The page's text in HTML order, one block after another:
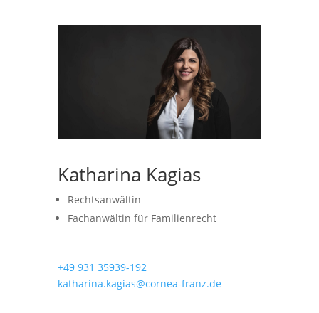
Katharina Kagias
Rechtsanwältin
Fachanwältin für Familienrecht
+49 931 35939-192
katharina.kagias@cornea-franz.de